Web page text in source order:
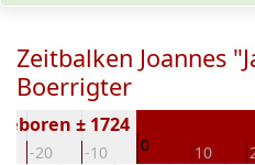
Zeitbalken Joannes
Boerrigter
-20 -10 0 10
± 1724